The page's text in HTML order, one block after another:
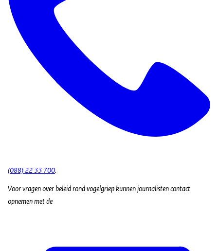
(088) 22 33 700.
Voor vragen over beleid rond vogelgriep kunnen journalisten contact
opnemen met de